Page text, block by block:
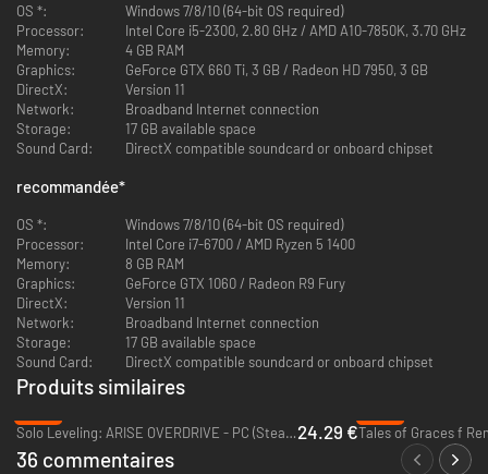
- La consultation du Panneau d'affichage
- La consultation des classements
- La récupération de récompenses depuis le Guichet des récompenses
- La boutique en jeu
- La boutique premium
- Match classé
*Les DLC achetés avant la clôture des ventes seront toujours accessibles
une fois le service en ligne désactivé.
*Consultez le site officiel pour plus de détails.
____________________
Les héros de manga les plus célèbres sont projetés sur un champ de
bataille complètement inédit : notre monde. Unie pour combattre une
dangereuse menace, la Jump Force sera responsable du destin de
l’humanité.
Créez votre avatar et participez à un mode Histoire inédit pour
combattre aux côtés de puissants héros de mangas tels que DRAGON
BALL Z, ONE PIECE, NARUTO, BLEACH, HUNTER X HUNTER, YU-GI-OH!, YU
le salon en ligne pour affronter d'autres joueurs et découvrir d'autres
modes et activités.
OS *:
Windows 7/8/10 (64-bit OS required)
Processor:
Intel Core i5-2300, 2.80 GHz / AMD A10-7850K, 3.70 GHz
Memory:
4 GB RAM
Graphics:
GeForce GTX 660 Ti, 3 GB / Radeon HD 7950, 3 GB
DirectX:
Version 11
Network:
Broadband Internet connection
Storage:
17 GB available space
Sound Card:
DirectX compatible soundcard or onboard chipset
recommandée*
OS *:
Windows 7/8/10 (64-bit OS required)
Processor:
Intel Core i7-6700 / AMD Ryzen 5 1400
Memory:
8 GB RAM
Graphics:
GeForce GTX 1060 / Radeon R9 Fury
DirectX:
Version 11
Network:
Broadband Internet connection
Storage:
17 GB available space
Sound Card:
DirectX compatible soundcard or onboard chipset
Produits similaires
Solo Leveling: ARISE OVERDRIVE - PC (Steam)24.29 €Tales of Graces f
36 commentaires